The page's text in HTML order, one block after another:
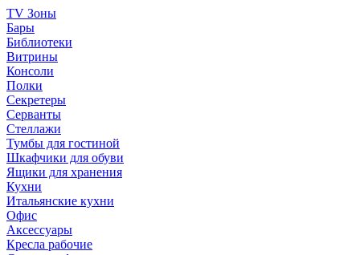
TV Зоны
Бары
Библиотеки
Витрины
Консоли
Полки
Секретеры
Серванты
Стеллажи
Тумбы для гостиной
Шкафчики для обуви
Ящики для хранения
Кухни
Итальянские кухни
Офис
Аксессуары
Кресла рабочие